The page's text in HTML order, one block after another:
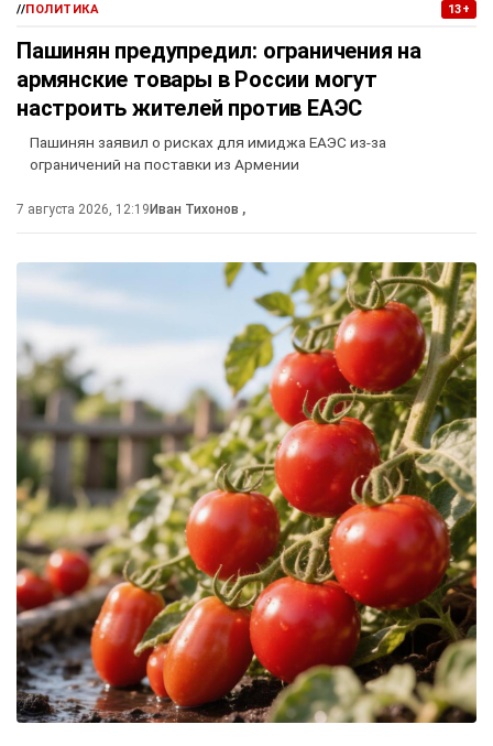
//ПОЛИТИКА 13+
Пашинян предупредил: ограничения на
армянские товары в России могут
настроить жителей против ЕАЭС
Пашинян заявил о рисках для имиджа ЕАЭС из-за
ограничений на поставки из Армении
7 августа 2026, 12:19 Иван Тихонов ,